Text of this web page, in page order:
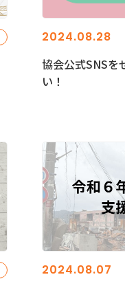
2024.08.28
協会公式SNSを
い！
2024.08.07